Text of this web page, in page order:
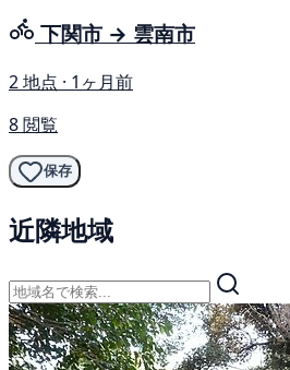
下関市 → 雲南市
2 地点 · 1ヶ月前
8 閲覧
保存
近隣地域